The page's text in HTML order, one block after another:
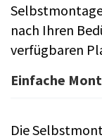
nach Ihren
verfügbaren
Einfache
Die